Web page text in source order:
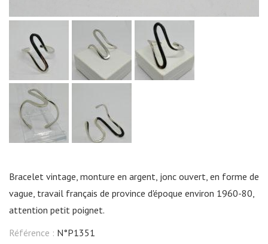
Bracelet vintage, monture en argent, jonc ouvert, en forme de
vague, travail français de province d'époque environ 1960-80,
attention petit poignet.
Référence : N°P1351